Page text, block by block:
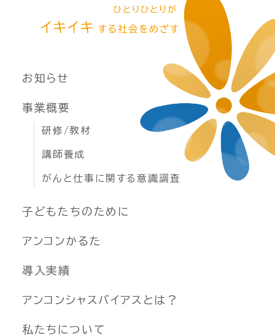
お知らせ
事業概要
研修/教材
講師養成
がんと仕事に関する意識調査
子どもたちのために
アンコンかるた
導入実績
アンコンシャスバイアスとは？
私たちについて